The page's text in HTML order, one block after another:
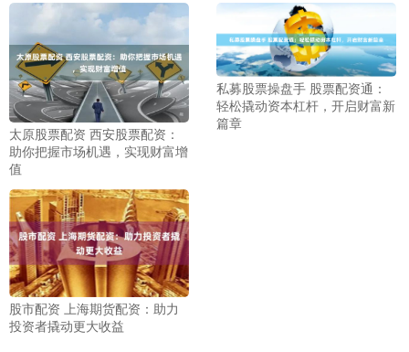
太原股票配资 西安股票配资：
助你把握市场机遇，实现财富增
值
私募股票操盘手 股票配资通：
轻松撬动资本杠杆，开启财富新
篇章
股市配资 上海期货配资：助力
投资者撬动更大收益